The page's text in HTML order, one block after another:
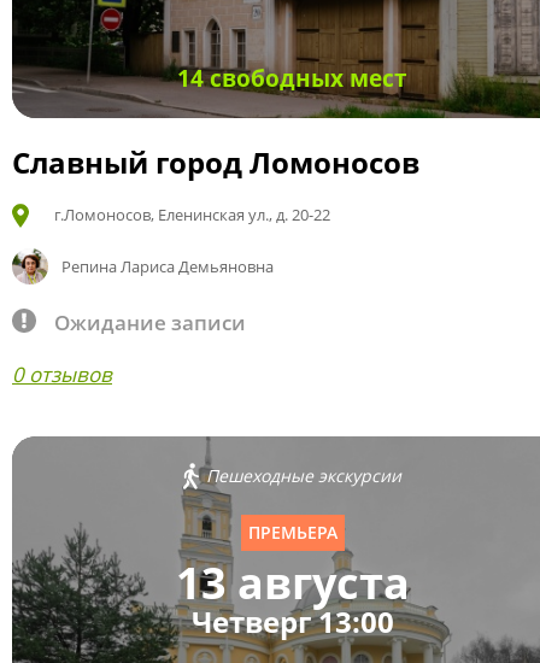
14 свободных мест
Славный город Ломоносов
г.Ломоносов, Еленинская ул., д. 20-22
Репина Лариса Демьяновна
Ожидание записи
0 отзывов
Пешеходные экскурсии
ПРЕМЬЕРА
13 августа
Четверг 13:00